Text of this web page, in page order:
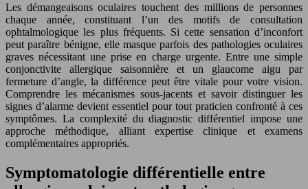
Les démangeaisons oculaires touchent des millions de personnes
chaque année, constituant l’un des motifs de consultation
ophtalmologique les plus fréquents. Si cette sensation d’inconfort
peut paraître bénigne, elle masque parfois des pathologies oculaires
graves nécessitant une prise en charge urgente. Entre une simple
conjonctivite allergique saisonnière et un glaucome aigu par
fermeture d’angle, la différence peut être vitale pour votre vision.
Comprendre les mécanismes sous-jacents et savoir distinguer les
signes d’alarme devient essentiel pour tout praticien confronté à ces
symptômes. La complexité du diagnostic différentiel impose une
approche méthodique, alliant expertise clinique et examens
complémentaires appropriés.
Symptomatologie différentielle entre